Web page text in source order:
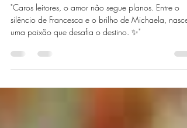
com Francesca e Michaela S
"Caros leitores, o amor não segue planos. Entre o
uma paixão que desafia o destino. ✨"